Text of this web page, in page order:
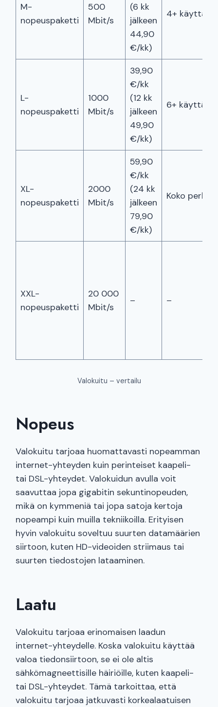
M-
nopeuspaketti
500
Mbit/s
(6 kk
jälkeen
44,90
€/kk)
4+
L-
nopeuspaketti
1000
Mbit/s
39,90
€/kk
(12 kk
jälkeen
49,90
€/kk)
6+
XL-
nopeuspaketti
2000
Mbit/s
59,90
€/kk
(24 kk
jälkeen
79,90
€/kk)
Koko
XXL-
nopeuspaketti
20 000
Mbit/s
– –
Valokuitu – vertailu
Nopeus
Valokuitu tarjoaa huomattavasti nopeamman
internet-yhteyden kuin perinteiset kaapeli-
tai DSL-yhteydet. Valokuidun avulla voit
saavuttaa jopa gigabitin sekuntinopeuden,
mikä on kymmeniä tai jopa satoja kertoja
nopeampi kuin muilla tekniikoilla. Erityisen
hyvin valokuitu soveltuu suurten datamäärien
siirtoon, kuten HD-videoiden striimaus tai
suurten tiedostojen lataaminen.
Laatu
Valokuitu tarjoaa erinomaisen laadun
internet-yhteydelle. Koska valokuitu käyttää
valoa tiedonsiirtoon, se ei ole altis
sähkömagneettisille häiriöille, kuten kaapeli-
tai DSL-yhteydet. Tämä tarkoittaa, että
valokuitu tarjoaa jatkuvasti korkealaatuisen